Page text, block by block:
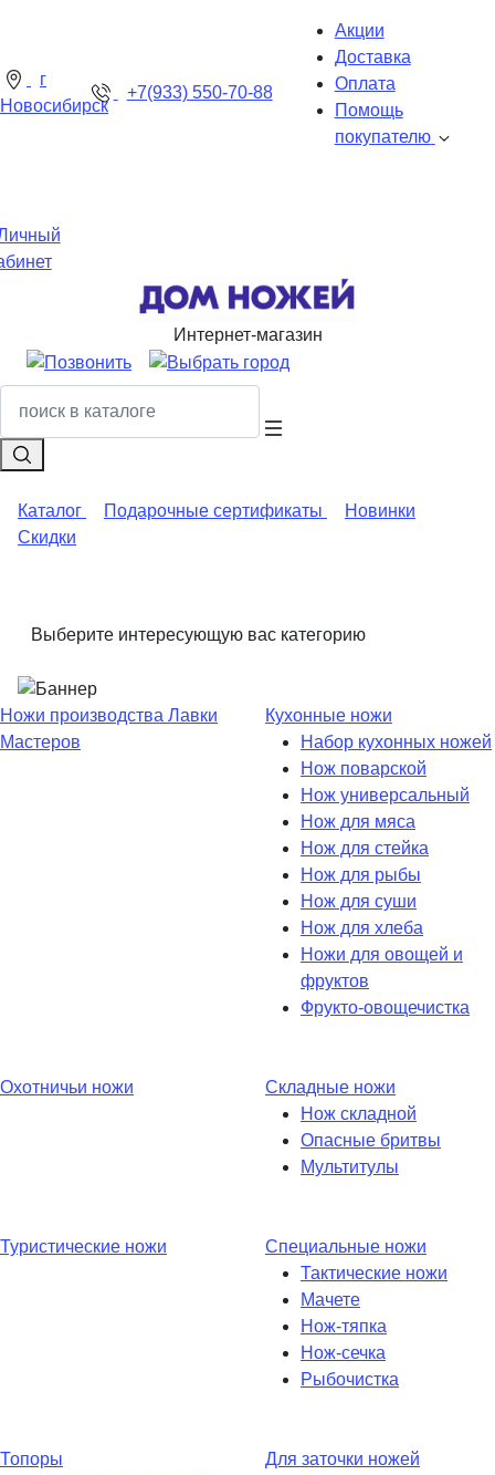
г
Новосибирск
+7(933) 550-70-88
Акции
Доставка
Оплата
Помощь
покупателю
Интернет-магазин
Каталог Подарочные сертификаты
Новинки
Скидки
Выберите интересующую вас категорию
Ножи производства Лавки
Мастеров
Кухонные ножи
Набор кухонных ножей
Нож поварской
Нож универсальный
Нож для мяса
Нож для стейка
Нож для рыбы
Нож для суши
Нож для хлеба
Ножи для овощей и
фруктов
Фрукто-овощечистка
Охотничьи ножи
Складные ножи
Нож складной
Опасные бритвы
Мультитулы
Туристические ножи
Специальные ножи
Тактические ножи
Мачете
Нож-тяпка
Нож-сечка
Рыбочистка
Топоры
Для заточки ножей